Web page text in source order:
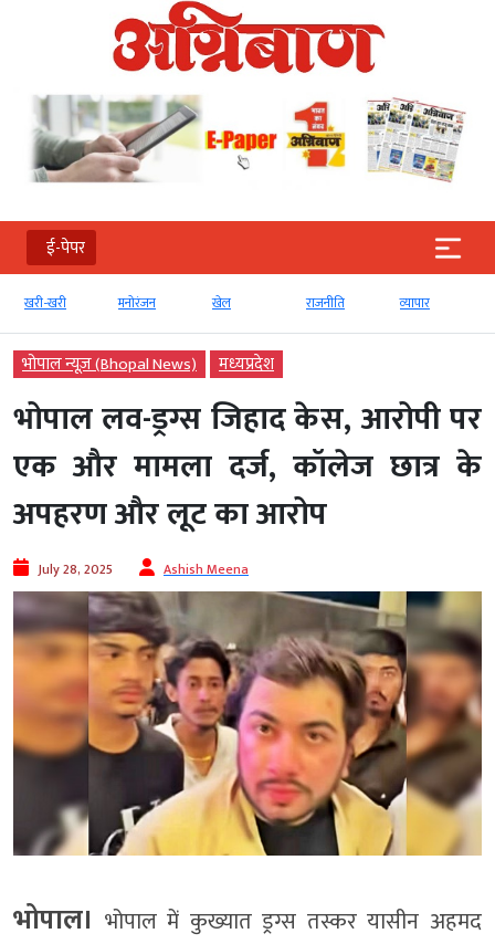
ई-पेपर
खरी-खरी मनोरंजन खेल राजनीति व्‍यापार
भोपाल न्यूज़ (Bhopal News) मध्‍यप्रदेश
भोपाल लव-ड्रग्स जिहाद केस, आरोपी पर
एक और मामला दर्ज, कॉलेज छात्र के
अपहरण और लूट का आरोप
July 28, 2025 Ashish Meena
भोपाल। भोपाल में कुख्यात ड्रग्स तस्कर यासीन अहमद